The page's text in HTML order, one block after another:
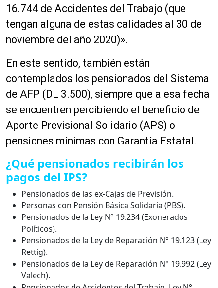
16.744 de Accidentes del Trabajo (que
tengan alguna de estas calidades al 30 de
noviembre del año 2020)».
En este sentido, también están
contemplados los pensionados del Sistema
de AFP (DL 3.500), siempre que a esa fecha
se encuentren percibiendo el beneficio de
Aporte Previsional Solidario (APS) o
pensiones mínimas con Garantía Estatal.
¿Qué pensionados recibirán los
pagos del IPS?
Pensionados de las ex-Cajas de Previsión.
Personas con Pensión Básica Solidaria (PBS).
Pensionados de la Ley N° 19.234 (Exonerados
Políticos).
Pensionados de la Ley de Reparación N° 19.123 (Ley
Rettig).
Pensionados de la Ley de Reparación N° 19.992 (Ley
Valech).